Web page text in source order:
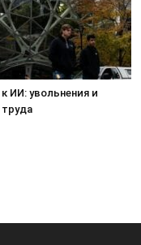
ИИ: увольнения и